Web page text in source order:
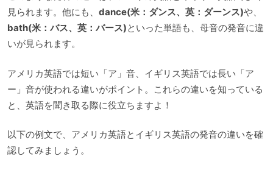
見られます。他にも、 dance(米：ダンス、英：ダーンス)や、
bath(米：バス、英：バース)といった単語も、母音の発音に違
いが見られます。
アメリカ英語では短い「ア」音、イギリス英語では長い「ア
ー」音が使われる違いがポイント。これらの違いを知っている
と、英語を聞き取る際に役立ちますよ！
以下の例文で、アメリカ英語とイギリス英語の発音の違いを確
認してみましょう。